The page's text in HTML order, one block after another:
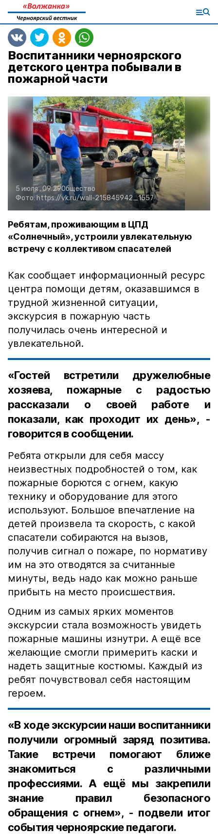
Воспитанники черноярского
детского центра побывали в
пожарной части
5 июля , 09:29Общество
Фото:https://vk.ru/wall-215845942_1557
Ребятам, проживающим в ЦПД
«Солнечный», устроили увлекательную
встречу с коллективом спасателей
Как сообщает информационный ресурс
центра помощи детям, оказавшимся в
трудной жизненной ситуации,
экскурсия в пожарную часть
получилась очень интересной и
увлекательной.
«Гостей встретили дружелюбные
хозяева, пожарные с радостью
рассказали о своей работе и
показали, как проходит их день», -
говорится в сообщении.
Ребята открыли для себя массу
неизвестных подробностей о том, как
пожарные борются с огнем, какую
технику и оборудование для этого
используют. Большое впечатление на
детей произвела та скорость, с какой
спасатели собираются на вызов,
получив сигнал о пожаре, по нормативу
им на это отводятся за считанные
минуты, ведь надо как можно раньше
прибыть на место происшествия.
Одним из самых ярких моментов
экскурсии стала возможность увидеть
пожарные машины изнутри. А ещё все
желающие смогли примерить каски и
надеть защитные костюмы. Каждый из
ребят почувствовал себя настоящим
героем.
«В ходе экскурсии наши воспитанники
получили огромный заряд позитива.
Такие встречи помогают ближе
знакомиться с различными
профессиями. А ещё мы закрепили
знание правил безопасного
обращения с огнем», - подвели итог
события черноярские педагоги.